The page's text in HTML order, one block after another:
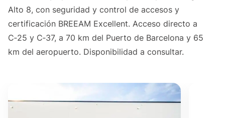
Alto 8, con seguridad y control de accesos y
certificación BREEAM Excellent. Acceso directo a
C‑25 y C‑37, a 70 km del Puerto de Barcelona y 65
km del aeropuerto. Disponibilidad a consultar.